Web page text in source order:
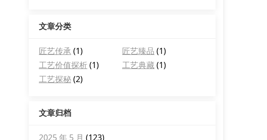
文章分类
匠艺传承 (1) 匠艺臻品 (1)
工艺价值探析(1) 工艺典藏(1)
工艺探秘(2)
文章归档
2025 年 5 月 (123)